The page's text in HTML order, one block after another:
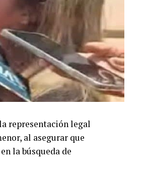
representación legal
al asegurar que
la búsqueda de